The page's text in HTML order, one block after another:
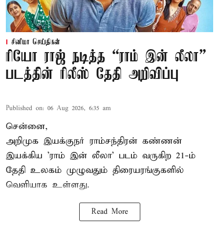
சினிமா செய்திகள்
ரியோ ராஜ் நடித்த “ராம் இன் லீலா”
படத்தின் ரிலீஸ் தேதி அறிவிப்பு
Published on: 06 Aug 2026, 6:35 am
சென்னை,
அறிமுக இயக்குநர் ராம்சந்திரன் கண்ணன்
இயக்கிய 'ராம் இன் லீலா' படம் வருகிற 21-ம்
தேதி உலகம் முழுவதும் திரையரங்குகளில்
வெளியாக உள்ளது.
Read More